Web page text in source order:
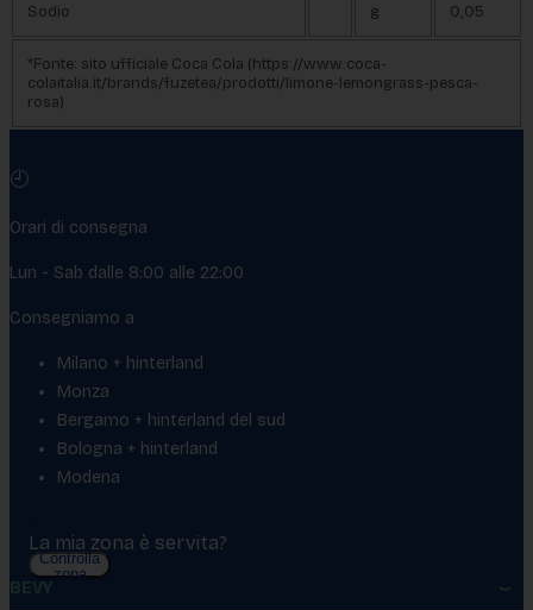
Sodio g 0,05
*Fonte: sito ufficiale Coca Cola (https://www.coca-
colaitalia.it/brands/fuzetea/prodotti/limone-lemongrass-pesca-
rosa)
🕘
Orari di consegna
Lun - Sab dalle 8:00 alle 22:00
Consegniamo a
Milano + hinterland
Monza
Bergamo + hinterland del sud
Bologna + hinterland
Modena
La mia zona è servita?
Controlla
zona
BEVY